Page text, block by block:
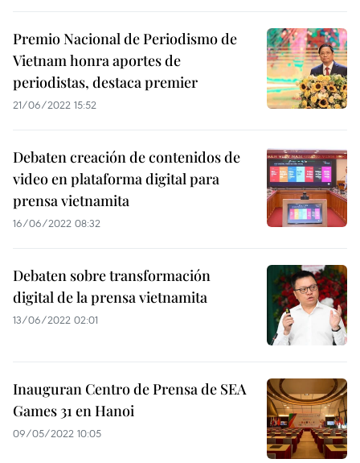
Premio Nacional de Periodismo de
Vietnam honra aportes de
periodistas, destaca premier
21/06/2022 15:52
Debaten creación de contenidos de
video en plataforma digital para
prensa vietnamita
16/06/2022 08:32
Debaten sobre transformación
digital de la prensa vietnamita
13/06/2022 02:01
Inauguran Centro de Prensa de SEA
Games 31 en Hanoi
09/05/2022 10:05